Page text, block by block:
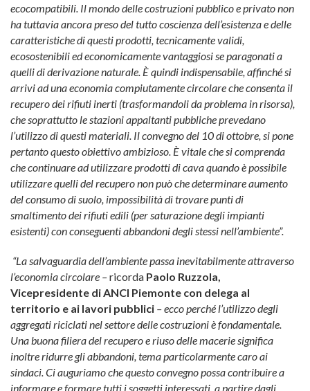
ecocompatibili. Il mondo delle costruzioni pubblico e privato non
ha tuttavia ancora preso del tutto coscienza dell’esistenza e delle
caratteristiche di questi prodotti, tecnicamente validi,
ecosostenibili ed economicamente vantaggiosi se paragonati a
quelli di derivazione naturale. È quindi indispensabile, affinché si
arrivi ad una economia compiutamente circolare che consenta il
recupero dei rifiuti inerti (trasformandoli da problema in risorsa),
che soprattutto le stazioni appaltanti pubbliche prevedano
l’utilizzo di questi materiali. Il convegno del 10 di ottobre, si pone
pertanto questo obiettivo ambizioso. È vitale che si comprenda
che continuare ad utilizzare prodotti di cava quando è possibile
utilizzare quelli del recupero non può che determinare aumento
del consumo di suolo, impossibilità di trovare punti di
smaltimento dei rifiuti edili (per saturazione degli impianti
esistenti) con conseguenti abbandoni degli stessi nell’ambiente”.
“La salvaguardia dell’ambiente passa inevitabilmente attraverso
l’economia circolare –ricorda Paolo Ruzzola,
Vicepresidente di ANCI Piemonte con delega al
territorio e ai lavori pubblici – ecco perché l’utilizzo degli
aggregati riciclati nel settore delle costruzioni è fondamentale.
Una buona filiera del recupero e riuso delle macerie significa
inoltre ridurre gli abbandoni, tema particolarmente caro ai
sindaci. Ci auguriamo che questo convegno possa contribuire a
informare e formare tutti i soggetti interessati, a partire dagli